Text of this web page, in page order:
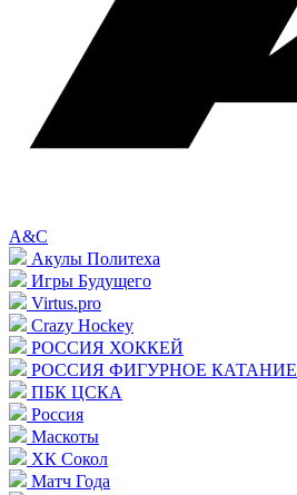
A&C
Акулы Политеха
Игры Будущего
Virtus.pro
Crazy Hockey
РОССИЯ ХОККЕЙ
РОССИЯ ФИГУРНОЕ КАТАНИЕ
ПБК ЦСКА
Россия
Маскоты
ХК Сокол
Матч Года